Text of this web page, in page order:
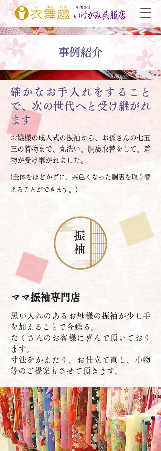
事例紹介
確かなお手入れをすること
で、次の世代へと受け継がれ
ます
お嬢様の成人式の振袖から、お孫さんの七五
三の着物まで、丸洗い、胴裏取替をして、着
物が受け継がれました。
(全体をほどかずに、茶色くなった胴裏を取り替
えることができます。)
振
袖
ママ振袖専門店
思い入れのあるお母様の振袖が少し手
を加えることで今甦る。
たくさんのお客様に喜んで頂いており
ます。
寸法をかえたり、お仕立て直し、小物
等のご提案もさせて頂きます。